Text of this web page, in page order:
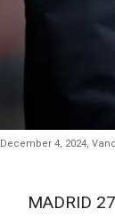
December 4, 2024,
MADRID